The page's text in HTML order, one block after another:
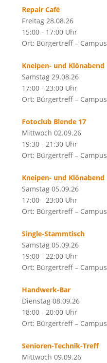
Repair Café
Freitag 28.08.26
15:00 - 17:00 Uhr
Ort: Bürgertreff – Campus
Kneipen- und Klönabend
Samstag 29.08.26
17:00 - 23:00 Uhr
Ort: Bürgertreff – Campus
Fotoclub Blende 17
Mittwoch 02.09.26
19:30 - 21:30 Uhr
Ort: Bürgertreff – Campus
Kneipen- und Klönabend
Samstag 05.09.26
17:00 - 23:00 Uhr
Ort: Bürgertreff – Campus
Single-Stammtisch
Samstag 05.09.26
19:00 - 22:00 Uhr
Ort: Bürgertreff – Campus
Handwerk-Bar
Dienstag 08.09.26
18:00 - 20:00 Uhr
Ort: Bürgertreff – Campus
Senioren-Technik-Treff
Mittwoch 09.09.26